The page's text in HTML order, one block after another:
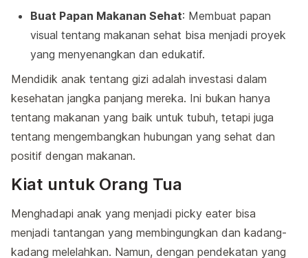
Buat Papan Makanan Sehat: Membuat papan
visual tentang makanan sehat bisa menjadi proyek
yang menyenangkan dan edukatif.
Mendidik anak tentang gizi adalah investasi dalam
kesehatan jangka panjang mereka. Ini bukan hanya
tentang makanan yang baik untuk tubuh, tetapi juga
tentang mengembangkan hubungan yang sehat dan
positif dengan makanan.
Kiat untuk Orang Tua
Menghadapi anak yang menjadi picky eater bisa
menjadi tantangan yang membingungkan dan kadang-
kadang melelahkan. Namun, dengan pendekatan yang